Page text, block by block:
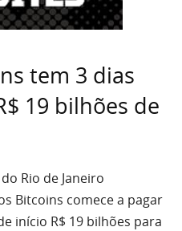
tem 3 dias
19 bilhões de
Rio de Janeiro
Bitcoins comece a pagar
início R$ 19 bilhões para